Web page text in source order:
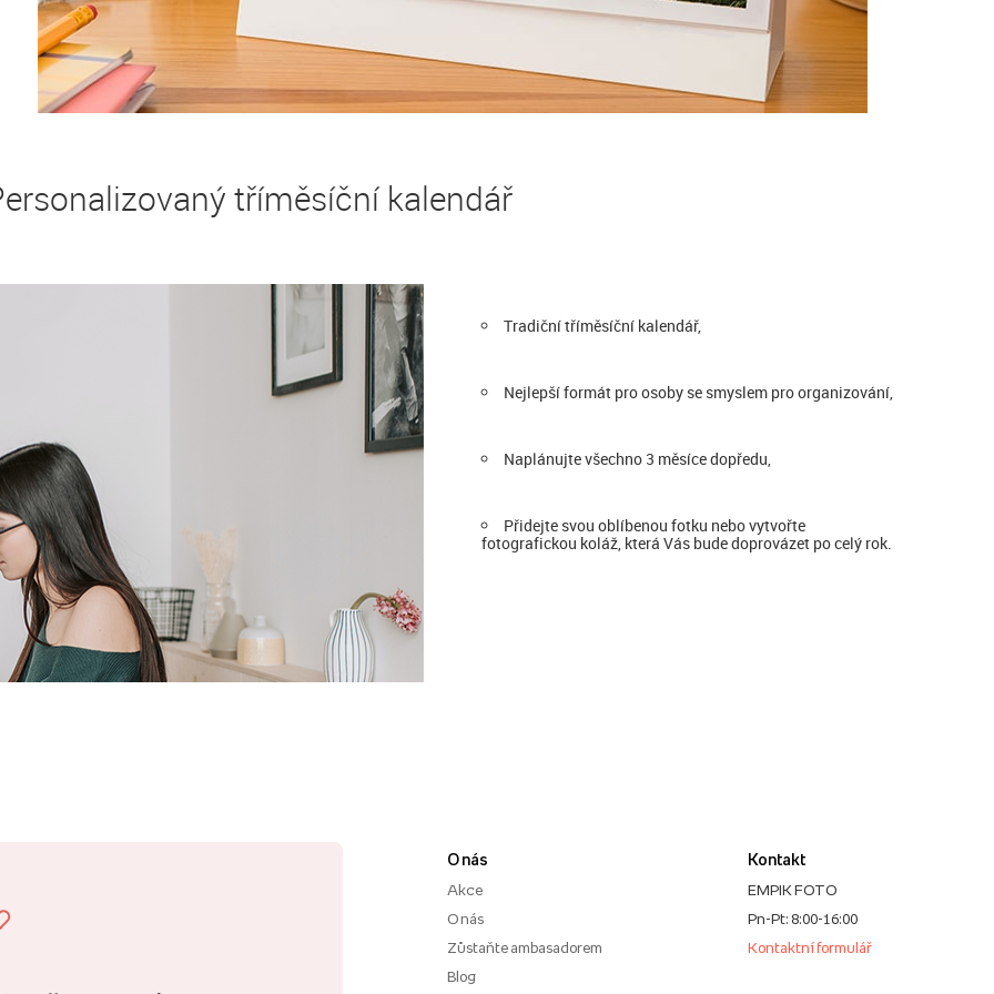
tříměsíční kalendář
Tradiční tříměsíční kalendář,
Nejlepší formát pro osoby se smyslem pro organizování,
Naplánujte všechno 3 měsíce dopředu,
Přidejte svou oblíbenou fotku nebo vytvořte
fotografickou koláž, která Vás bude doprovázet po celý rok.
O nás
Akce
O nás
Zůstaňte ambasadorem
Blog
Kontakt
EMPIK FOTO
Pn-Pt: 8:00-16:00
Kontaktní formulář